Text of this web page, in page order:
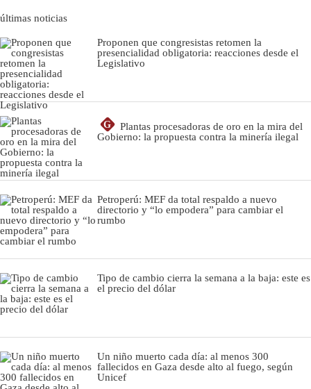
últimas noticias
Proponen que congresistas retomen la
presencialidad obligatoria: reacciones desde el
Legislativo
G
Plantas procesadoras de oro en la mira del
Gobierno: la propuesta contra la minería ilegal
Petroperú: MEF da total respaldo a nuevo
directorio y “lo empodera” para cambiar el
rumbo
Tipo de cambio cierra la semana a la baja: este es
el precio del dólar
Un niño muerto cada día: al menos 300
fallecidos en Gaza desde alto al fuego, según
Unicef